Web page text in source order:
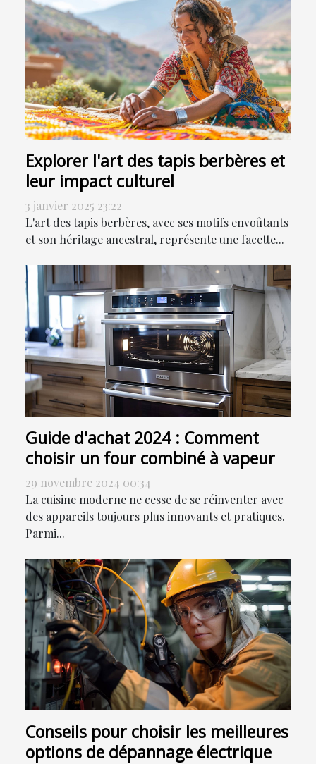
Explorer l'art des tapis berbères et
leur impact culturel
3 janvier 2025 23:22
L'art des tapis berbères, avec ses motifs envoûtants
et son héritage ancestral, représente une facette...
Guide d'achat 2024 : Comment
choisir un four combiné à vapeur
29 novembre 2024 00:34
La cuisine moderne ne cesse de se réinventer avec
des appareils toujours plus innovants et pratiques.
Parmi...
Conseils pour choisir les meilleures
options de dépannage électrique